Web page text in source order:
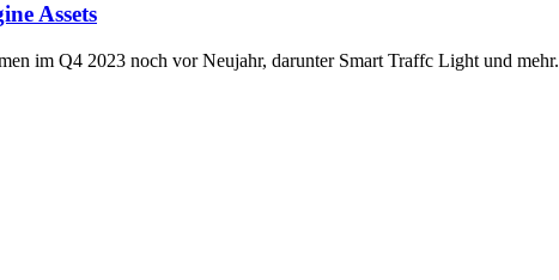
Assets
im Q4 2023 noch vor Neujahr, darunter Smart Traffc Light und mehr.